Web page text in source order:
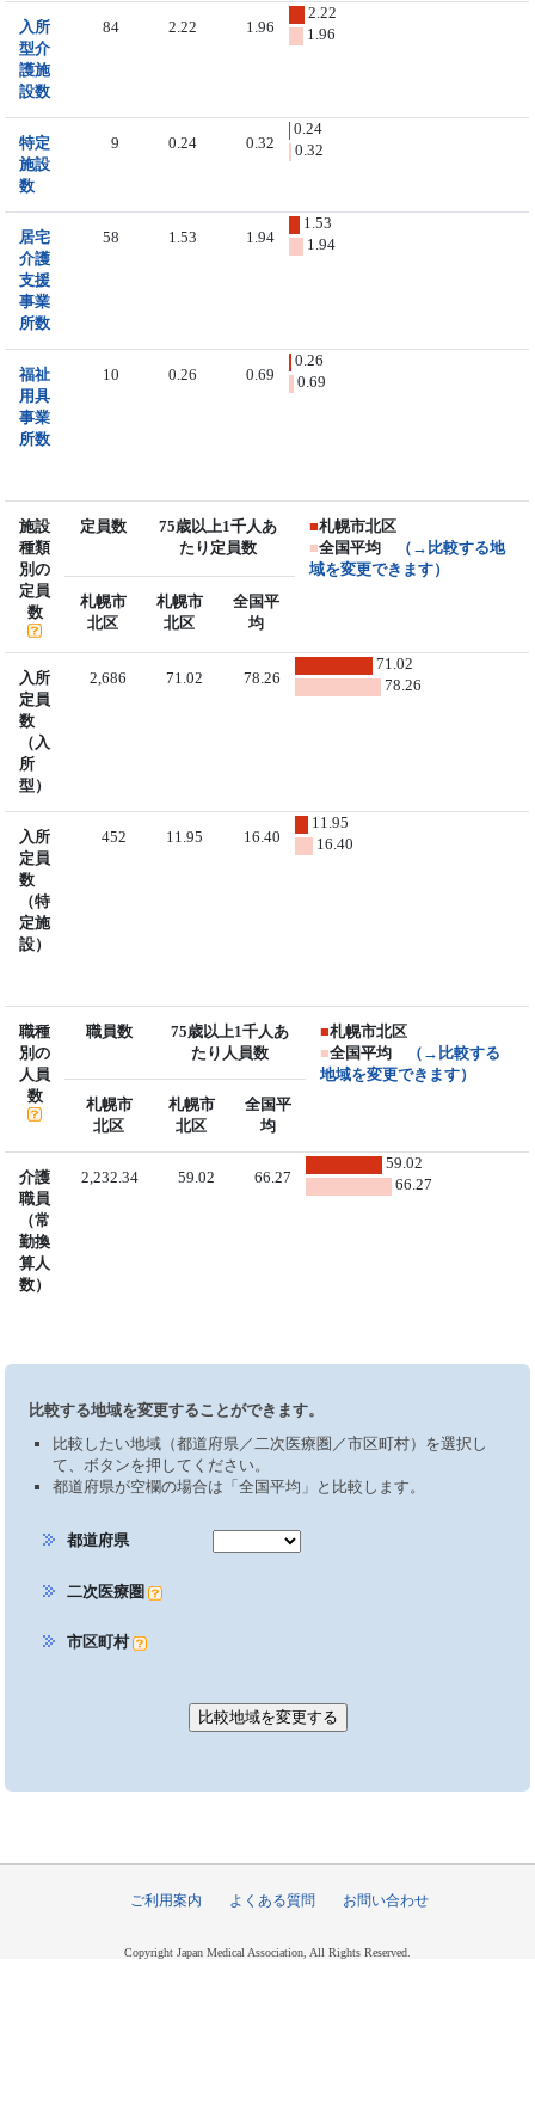
入所
型介
護施
設数
84 2.22 1.96
2.22
1.96
特定
施設
数
9 0.24 0.32
0.24
0.32
居宅
介護
支援
事業
所数
58 1.53 1.94
1.53
1.94
福祉
用具
事業
所数
10 0.26 0.69
0.26
0.69
施設
種類
別の
定員
数
定員数
75歳以上1千人あ
たり定員数
■札幌市北区
■全国平均
（→比較する地
域を変更できます）
札幌市
北区
札幌市
北区
全国平
均
入所
定員
数
（入
所
型）
2,686 71.02 78.26
71.02
78.26
入所
定員
数
（特
定施
設）
452 11.95 16.40
11.95
16.40
職種
別の
人員
数
職員数
75歳以上1千人あ
たり人員数
■札幌市北区
■全国平均
（→比較する
地域を変更できます）
札幌市
北区
札幌市
北区
全国平
均
介護
職員
（常
勤換
算人
数）
2,232.34 59.02 66.27
59.02
66.27
比較する地域を変更することができます。
比較したい地域（都道府県／二次医療圏／市区町村）を選択し
て、ボタンを押してください。
都道府県が空欄の場合は「全国平均」と比較します。
都道府県
二次医療圏
市区町村
ご利用案内 よくある質問 お問い合わせ
Copyright Japan Medical Association, All Rights Reserved.